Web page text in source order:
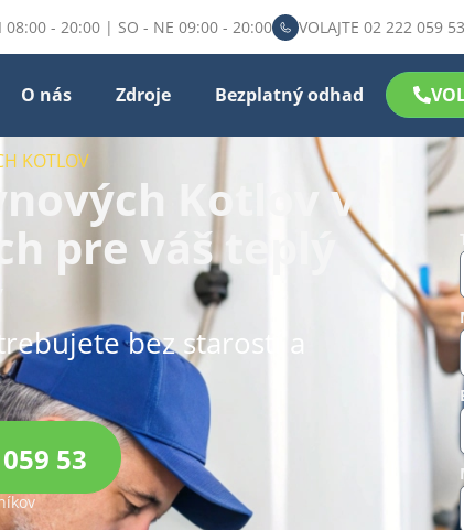
08:00 - 20:00 | SO - NE 09:00 - 20:00 VOLAJTE 02 222 059
O nás Zdroje Bezplatný odhad
KOTLOV
Kotlov v
pre váš teplý
bez starostí a
53